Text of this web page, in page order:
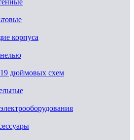
корпуса
дюймовых схем